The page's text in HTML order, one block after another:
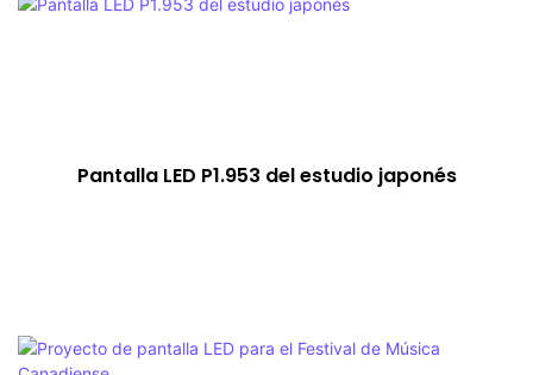
Pantalla LED P1.953 del estudio japonés